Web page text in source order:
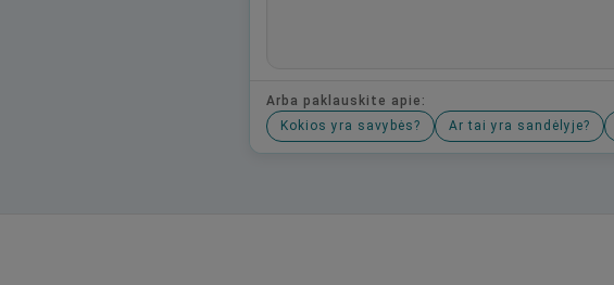
Arba paklauskite apie:
Kokios yra savybės?
Ar tai yra sandėlyje?